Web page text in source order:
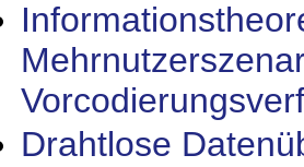
Drahtlose